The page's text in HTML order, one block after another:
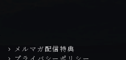
メルマガ配信特典